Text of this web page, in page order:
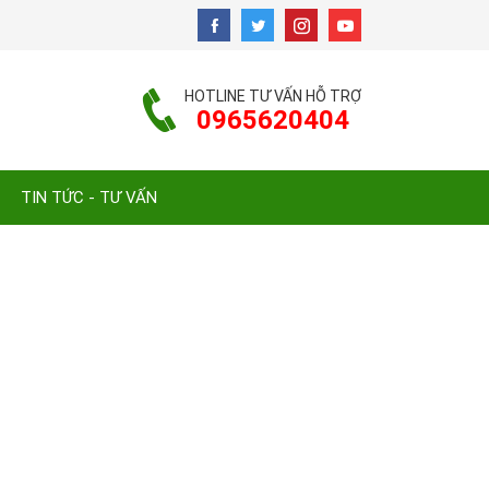
HOTLINE TƯ VẤN HỖ TRỢ
0965620404
TIN TỨC - TƯ VẤN